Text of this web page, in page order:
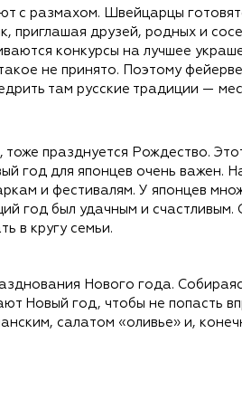
с размахом. Швейцарцы
приглашая друзей, родных и
конкурсы на лучшее
не принято. Поэтому
там русские традиции —
тоже празднуется Рождество.
год для японцев очень важен.
и фестивалям. У японцев
год был удачным и счастливым.
в кругу семьи.
Нового года.
Новый год, чтобы не попасть
салатом «оливье» и,